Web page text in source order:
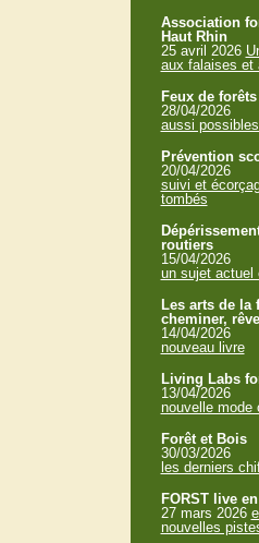
Association
Haut Rhin
25 avril 2026
aux falaises et
Feux de forêts
28/04/2026
aussi
Prévention
20/04/2026
suivi et
tombés
routiers
15/04/2026
un sujet actuel
Les arts de la
cheminer,
14/04/2026
nouveau livre
Living Labs
13/04/2026
nouvelle mode
Forêt et Bois
30/03/2026
les derniers
FORST live
27 mars 2026
nouvelles